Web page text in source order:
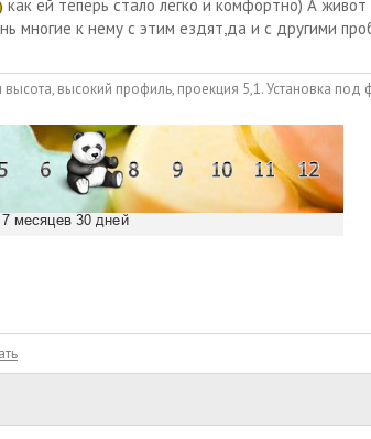
как ей теперь стало легко и комфортно) А
многие к нему с этим ездят,да и с другими
высота, высокий профиль, проекция 5,1. Установка